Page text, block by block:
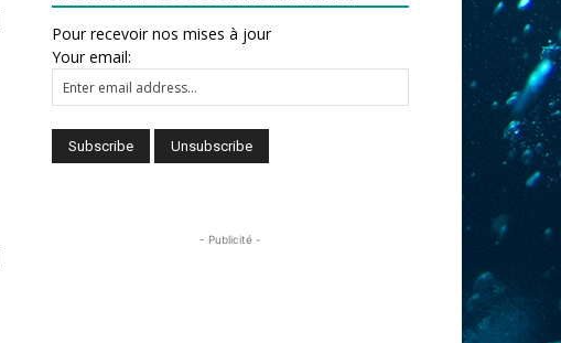
Pour recevoir nos mises à jour
Your email:
- Publicité -